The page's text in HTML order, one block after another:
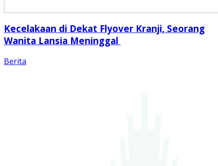
Kecelakaan di Dekat Flyover Kranji, Seorang
Wanita Lansia Meninggal
Berita